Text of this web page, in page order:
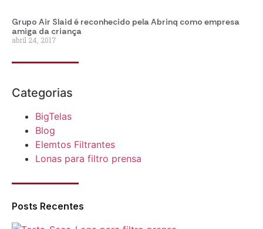
Grupo Air Slaid é reconhecido pela Abrinq como empresa
amiga da criança
abril 24, 2017
Categorias
BigTelas
Blog
Elemtos Filtrantes
Lonas para filtro prensa
Posts Recentes